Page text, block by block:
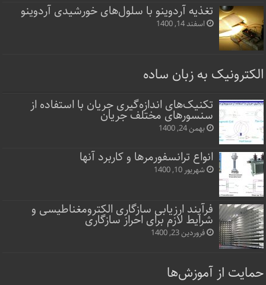
تغذیه آردوینو با سلول‌های خورشیدی آردوینو
اسفند 14, 1400
الکترونیک به زبان ساده
تکنیک‌های اندازه‌گیری جریان با استفاده از
سنسورهای مختلف جریان
بهمن 24, 1400
انواع ترانسفورمرها و کاربرد آنها
شهریور 10, 1400
فرآیند ارزیابی سازگاری الکترومغناطیسی و
شرایط لازم برای احراز سازگاری
فروردین 23, 1400
حمایت از آموزش‌ها